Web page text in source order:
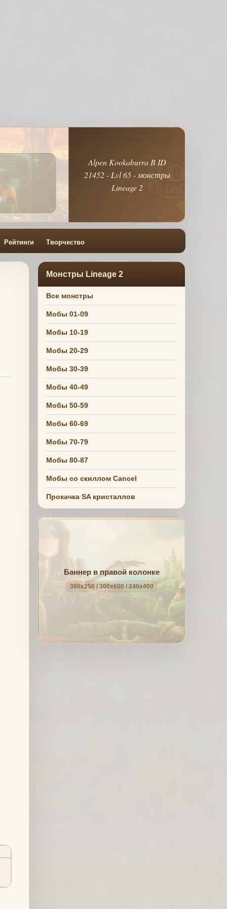
Alpen Kookaburra B ID
21452 - Lvl 65 - монстры
Lineage 2
Рейтинги Творчество
Монстры Lineage 2
Все монстры
Мобы 01-09
Мобы 10-19
Мобы 20-29
Мобы 30-39
Мобы 40-49
Мобы 50-59
Мобы 60-69
Мобы 70-79
Мобы 80-87
Мобы со скиллом Cancel
Прокачка SA кристаллов
Баннер в правой колонке
300x250 / 300x600 / 240x400